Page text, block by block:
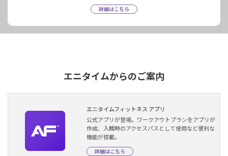
詳細はこちら
エニタイムからのご案内
エニタイムフィットネス アプリ
公式アプリが登場。ワークアウトプランをアプリが
作成、入館時のアクセスパスとして使用など便利な
機能が搭載。
詳細はこちら